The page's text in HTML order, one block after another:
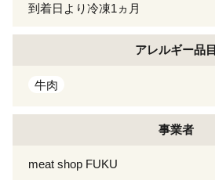
到着日より冷凍1ヵ月
アレルギー品目
牛肉
事業者
meat shop FUKU